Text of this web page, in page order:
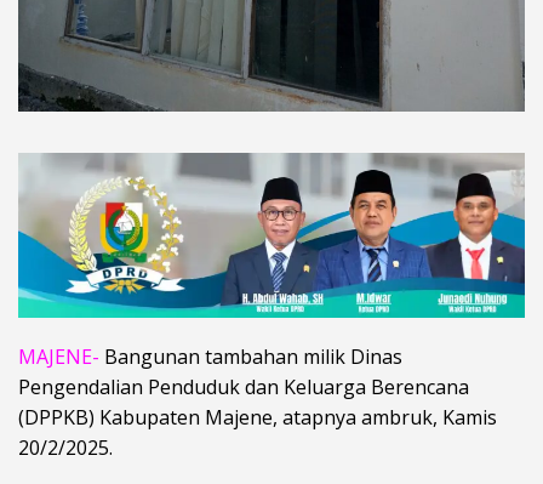
MAJENE- Bangunan tambahan milik Dinas
Pengendalian Penduduk dan Keluarga Berencana
(DPPKB) Kabupaten Majene, atapnya ambruk, Kamis
20/2/2025.